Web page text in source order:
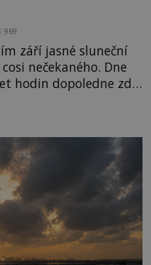
969
září jasné sluneční
nečekaného. Dne
hodin dopoledne zde
doloženému
se zde skutečně
loď